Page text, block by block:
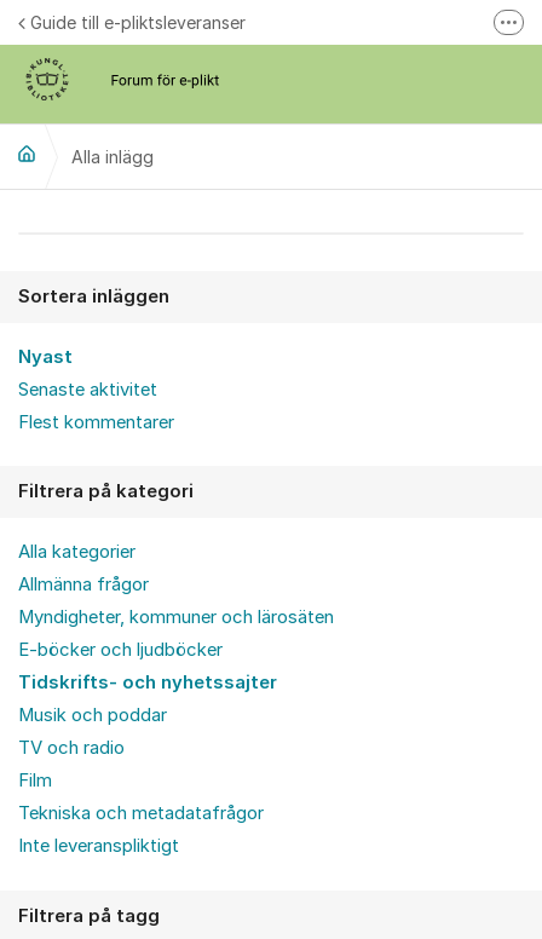
Hoppa till innehåll
Guide till e-pliktsleveranser
Alla inlägg
Sortera inläggen
Nyast
Senaste aktivitet
Flest kommentarer
Filtrera på kategori
Alla kategorier
Allmänna frågor
Myndigheter, kommuner och lärosäten
E-böcker och ljudböcker
Tidskrifts- och nyhetssajter
Musik och poddar
TV och radio
Film
Tekniska och metadatafrågor
Inte leveranspliktigt
Filtrera på tagg